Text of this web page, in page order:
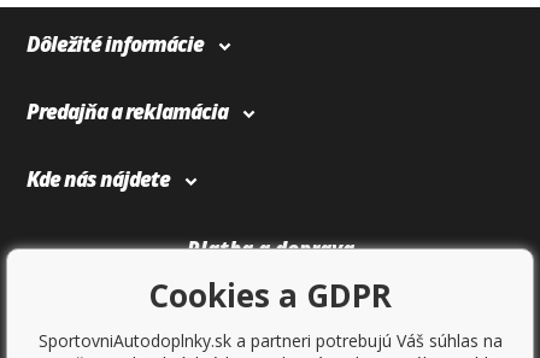
Dôležité informácie
Predajňa a reklamácia
Kde nás nájdete
Platba a doprava
Cookies a GDPR
SportovniAutodoplnky.sk a partneri potrebujú Váš súhlas na